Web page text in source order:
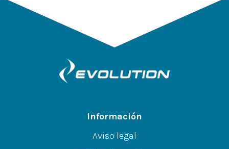
Información
Aviso legal